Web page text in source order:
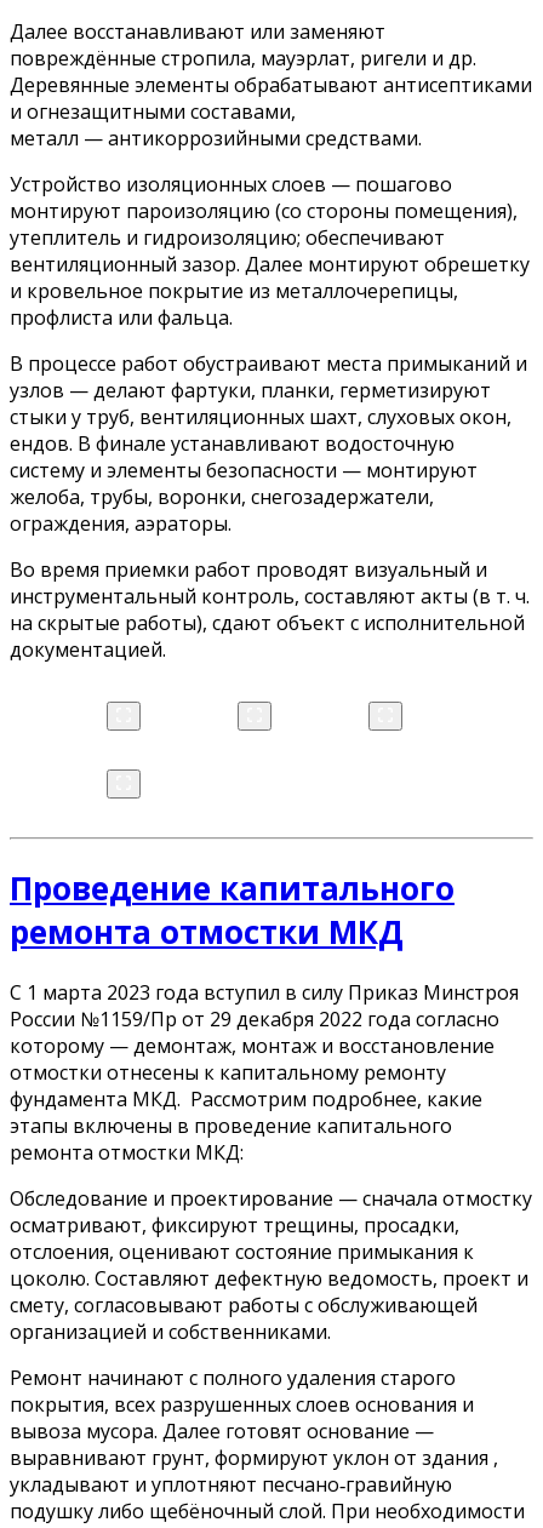
Далее восстанавливают или заменяют
повреждённые стропила, мауэрлат, ригели и др.
Деревянные элементы обрабатывают антисептиками
и огнезащитными составами,
металл — антикоррозийными средствами.
Устройство изоляционных слоев — пошагово
монтируют пароизоляцию (со стороны помещения),
утеплитель и гидроизоляцию; обеспечивают
вентиляционный зазор. Далее монтируют обрешетку
и кровельное покрытие из металлочерепицы,
профлиста или фальца.
В процессе работ обустраивают места примыканий и
узлов — делают фартуки, планки, герметизируют
стыки у труб, вентиляционных шахт, слуховых окон,
ендов. В финале устанавливают водосточную
систему и элементы безопасности — монтируют
желоба, трубы, воронки, снегозадержатели,
ограждения, аэраторы.
Во время приемки работ проводят визуальный и
инструментальный контроль, составляют акты (в т. ч.
на скрытые работы), сдают объект с исполнительной
документацией.
Проведение капитального
ремонта отмостки МКД
С 1 марта 2023 года вступил в силу Приказ Минстроя
России №1159/Пр от 29 декабря 2022 года согласно
которому — демонтаж, монтаж и восстановление
отмостки отнесены к капитальному ремонту
фундамента МКД. Рассмотрим подробнее, какие
этапы включены в проведение капитального
ремонта отмостки МКД:
Обследование и проектирование — сначала отмостку
осматривают, фиксируют трещины, просадки,
отслоения, оценивают состояние примыкания к
цоколю. Составляют дефектную ведомость, проект и
смету, согласовывают работы с обслуживающей
организацией и собственниками.
Ремонт начинают с полного удаления старого
покрытия, всех разрушенных слоев основания и
вывоза мусора. Далее готовят основание —
выравнивают грунт, формируют уклон от здания ,
укладывают и уплотняют песчано‑гравийную
подушку либо щебёночный слой. При необходимости